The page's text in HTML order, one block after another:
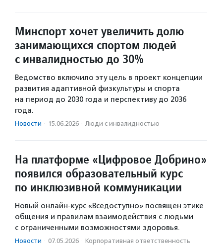
Минспорт хочет увеличить долю
занимающихся спортом людей
с инвалидностью до 30%
Ведомство включило эту цель в проект концепции
развития адаптивной физкультуры и спорта
на период до 2030 года и перспективу до 2036
года.
Новости · 15.06.2026 · Люди с инвалидностью
На платформе «Цифровое Добрино»
появился образовательный курс
по инклюзивной коммуникации
Новый онлайн-курс «Вседоступно» посвящен этике
общения и правилам взаимодействия с людьми
с ограниченными возможностями здоровья.
Новости · 07.05.2026 · Корпоративная ответственность